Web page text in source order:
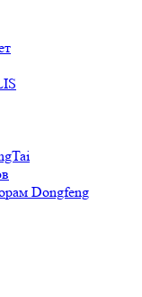
Dongfeng